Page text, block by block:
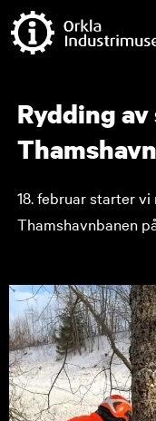
Rydding
18. februar starter
Thamshavnbanen